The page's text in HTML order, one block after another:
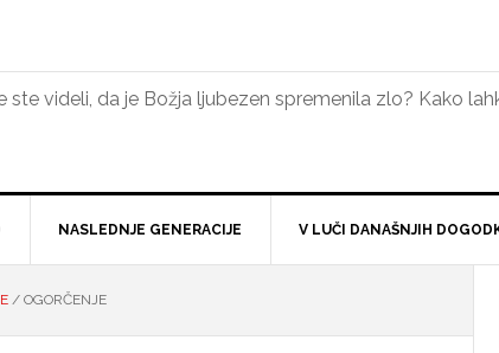
ste videli, da je Božja ljubezen spremenila zlo? Kako
NASLEDNJE GENERACIJE V LUČI DANAŠNJIH
/ OGORČENJE